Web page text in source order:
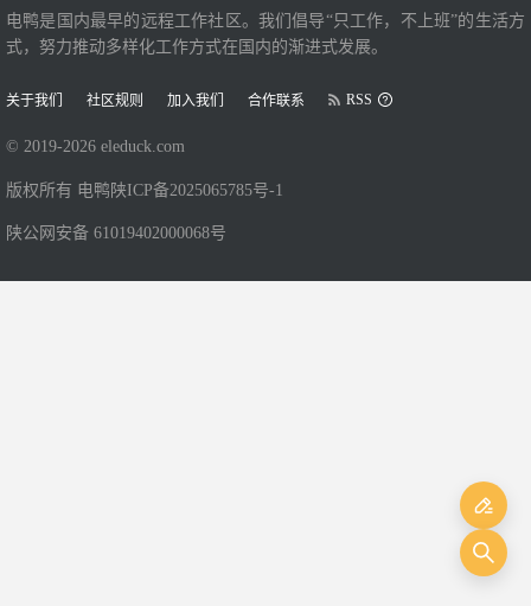
电鸭是国内最早的远程工作社区。我们倡导“只工作，不上班”的生活方
式，努力推动多样化工作方式在国内的渐进式发展。
关于我们 社区规则 加入我们 合作联系 RSS
© 2019-2026 eleduck.com
版权所有 电鸭 陕ICP备2025065785号-1
陕公网安备 61019402000068号